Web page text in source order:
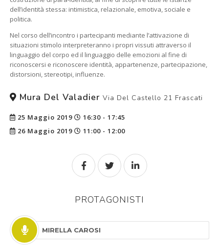
dell’identità stessa: intimistica, relazionale, emotiva, sociale e
politica.
Nel corso dell’incontro i partecipanti mediante l’attivazione di
situazioni stimolo interpreteranno i propri vissuti attraverso il
linguaggio del corpo ed il linguaggio delle emozioni al fine di
riconoscersi e riconoscere identità, appartenenze, partecipazione,
distorsioni, stereotipi, influenze.
Mura Del Valadier Via Del Castello 21 Frascati
25 Maggio 2019
16:30 - 17:45
26 Maggio 2019
11:00 - 12:00
PROTAGONISTI
MIRELLA CAROSI